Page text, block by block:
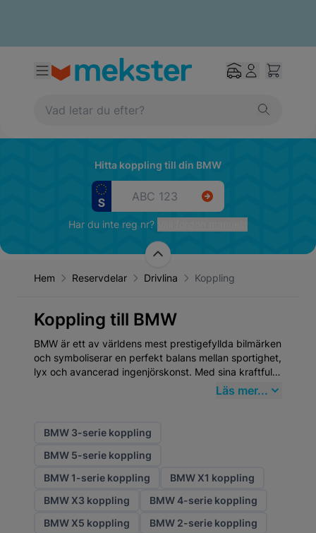
Hitta koppling till din BMW
Har du inte reg nr?
Hem Reservdelar Drivlina Koppling
Koppling till BMW
BMW är ett av världens mest prestigefyllda bilmärken
och symboliserar en perfekt balans mellan sportighet,
lyx och avancerad ingenjörskonst. Med sina kraftfulla
motorer, precisa köregenskaper och exklusiva
bibehålla bilens prestanda och kvalitet är högklassiga
Koppling från Mekster.se ett smart val.
Läs mer...
BMW 3-serie koppling
BMW 5-serie koppling
BMW 1-serie koppling
BMW X1 koppling
BMW X3 koppling
BMW 4-serie koppling
BMW X5 koppling
BMW 2-serie koppling